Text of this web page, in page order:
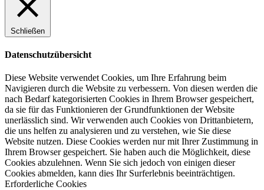
Schließen
Datenschutzübersicht
Diese Website verwendet Cookies, um Ihre Erfahrung beim
Navigieren durch die Website zu verbessern. Von diesen werden die
nach Bedarf kategorisierten Cookies in Ihrem Browser gespeichert,
da sie für das Funktionieren der Grundfunktionen der Website
unerlässlich sind. Wir verwenden auch Cookies von Drittanbietern,
die uns helfen zu analysieren und zu verstehen, wie Sie diese
Website nutzen. Diese Cookies werden nur mit Ihrer Zustimmung in
Ihrem Browser gespeichert. Sie haben auch die Möglichkeit, diese
Cookies abzulehnen. Wenn Sie sich jedoch von einigen dieser
Cookies abmelden, kann dies Ihr Surferlebnis beeinträchtigen.
Erforderliche Cookies